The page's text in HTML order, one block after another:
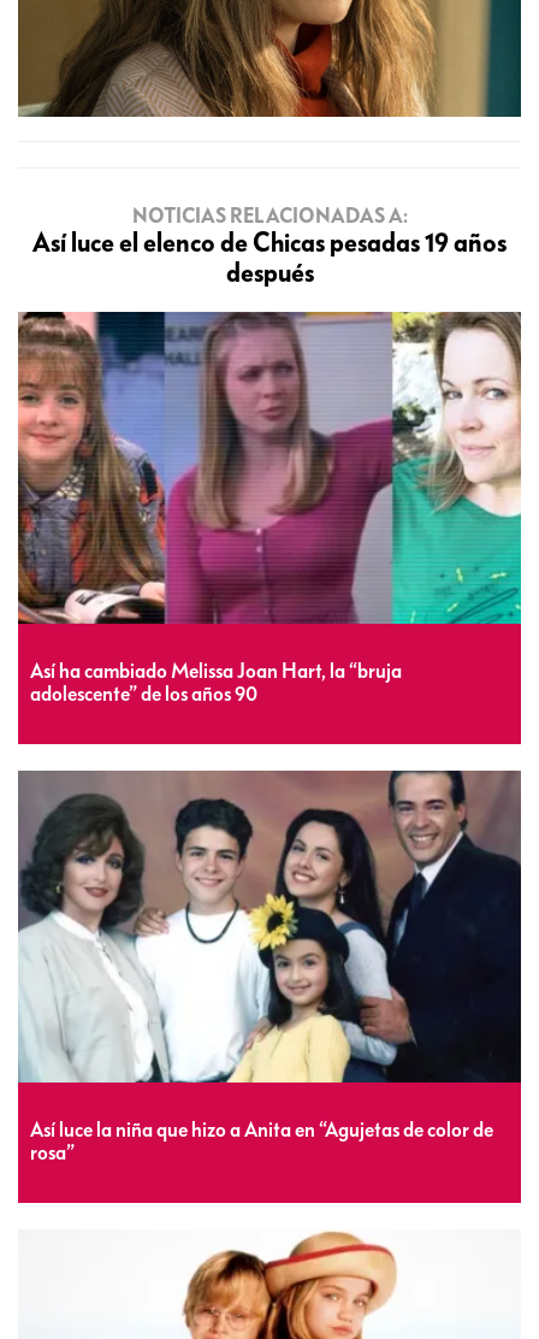
NOTICIAS RELACIONADAS A:
Así luce el elenco de Chicas pesadas 19 años
después
Así ha cambiado Melissa Joan Hart, la “bruja
adolescente” de los años 90
Así luce la niña que hizo a Anita en “Agujetas de color de
rosa”